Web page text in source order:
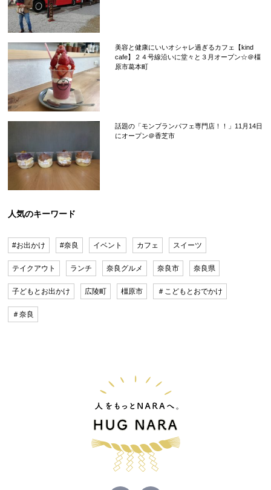
美容と健康にいいオシャレ過ぎるカフェ【kind
cafe】２４号線沿いに堂々と３月オープン☆＠橿
原市葛本町
話題の「モンブランパフェ専門店！！」11月14日
にオープン＠香芝市
人気のキーワード
#お出かけ #奈良 イベント カフェ スイーツ
テイクアウト ランチ 奈良グルメ 奈良市 奈良県
子どもとお出かけ 広陵町 橿原市 ＃こどもとおでかけ
＃奈良